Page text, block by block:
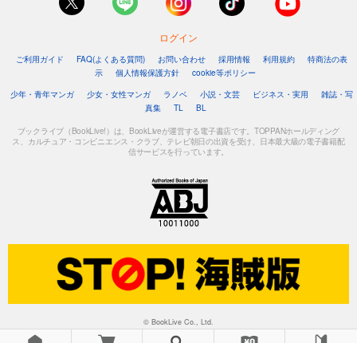
ログイン
ご利用ガイド FAQ(よくある質問) お問い合わせ 採用情報 利用規約
特商法の表
示
個人情報保護方針
cookie等ポリシー
少年・青年マンガ
少女・女性マンガ ラノベ 小説・文芸 ビジネス・実用
雑誌・写
真集
TL BL
ブックライブ（BookLive!）は、BookLiveが運営する電子書店です。TOPPANホールディング
ス、カルチュア・コンビニエンス・クラブ、テレビ朝日の出資を受け、日本最大級の電子書籍配
信サービスを行っています。
© BookLive Co., Ltd.